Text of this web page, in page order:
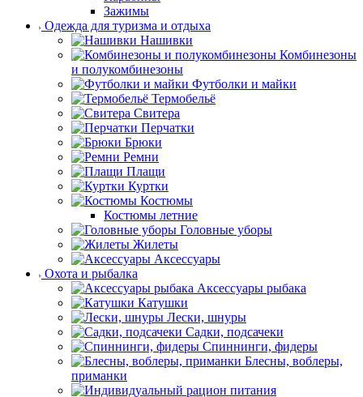
Зажимы
Одежда для туризма и отдыха
Нашивки
Комбинезоны
и полукомбинезоны
Футболки и майки
Термобельё
Свитера
Перчатки
Брюки
Ремни
Плащи
Куртки
Костюмы
Костюмы летние
Головные уборы
Жилеты
Аксессуары
Охота и рыбалка
Аксессуары рыбака
Катушки
Лески, шнуры
Садки, подсачеки
Спиннинги, фидеры
Блесны, воблеры,
приманки